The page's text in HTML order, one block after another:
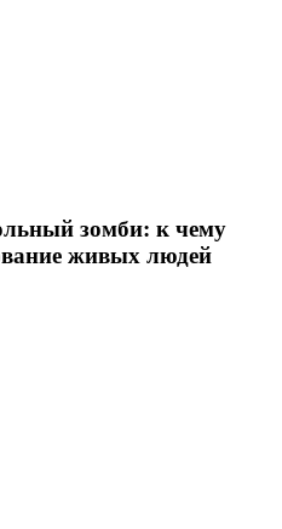
зомби: к чему
живых людей